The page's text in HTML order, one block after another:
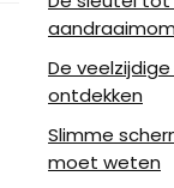
De
ontdekken
Slimme
moet weten